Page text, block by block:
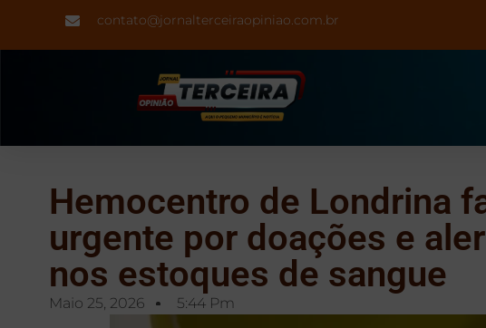
contato@jornalterceiraopiniao.com.br
Hemocentro de Londrina
urgente por doações e
nos estoques de sangue
Maio 25, 2026 5:44 Pm